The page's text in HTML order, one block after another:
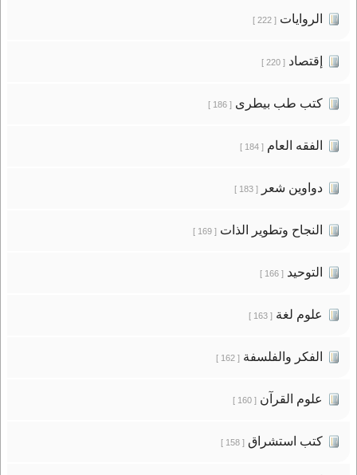
الروايات[ 222 ]
إقتصاد[ 220 ]
كتب طب بيطرى[ 186 ]
الفقه العام[ 184 ]
دواوين شعر[ 183 ]
النجاح وتطوير الذات[ 169 ]
التوحيد[ 166 ]
علوم لغة[ 163 ]
الفكر والفلسفة[ 162 ]
علوم القرآن[ 160 ]
كتب استشراق[ 158 ]